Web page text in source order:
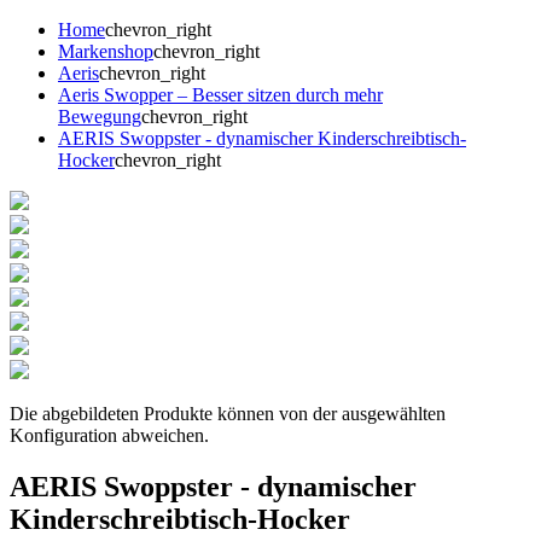
Homechevron_right
Markenshopchevron_right
Aerischevron_right
Aeris Swopper – Besser sitzen durch mehr
Bewegungchevron_right
AERIS Swoppster - dynamischer Kinderschreibtisch-
Hockerchevron_right
Die abgebildeten Produkte können von der ausgewählten
Konfiguration abweichen.
AERIS Swoppster - dynamischer
Kinderschreibtisch-Hocker